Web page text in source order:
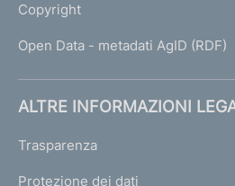
Copyright
Open Data - metadati AgID (RDF)
ALTRE INFORMAZIONI
Trasparenza
Protezione dei dati